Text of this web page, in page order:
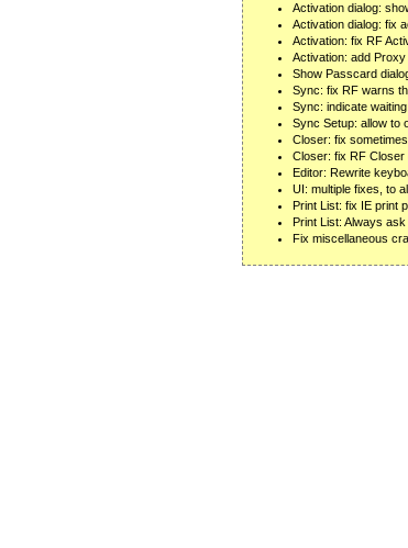
Activation dialog:
Activation dialog: fix
Activation: fix RF
Activation: add Proxy
Show Passcard
Sync: fix RF warns
Sync: indicate
Sync Setup: allow to
Closer: fix
Closer: fix RF Closer
Editor: Rewrite
UI: multiple fixes, to
Print List: fix IE print
Print List: Always
Fix miscellaneous